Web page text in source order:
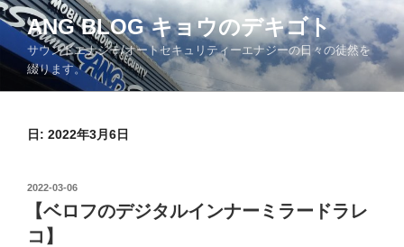
コ
ン
テ
ツ
ANG BLOG キョウのデキゴト
サウンドエナジー/オートセキュリティーエナジーの日々の徒然を
綴ります。
日: 2022年3月6日
投
稿
日:
2022-03-06
【ベロフのデジタルインナーミラードラレ
コ】